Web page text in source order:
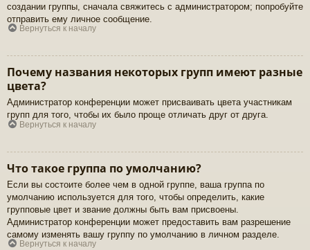
создании группы, сначала свяжитесь с администратором; попробуйте
отправить ему личное сообщение.
Вернуться к началу
Почему названия некоторых групп имеют разные
цвета?
Администратор конференции может присваивать цвета участникам
групп для того, чтобы их было проще отличать друг от друга.
Вернуться к началу
Что такое группа по умолчанию?
Если вы состоите более чем в одной группе, ваша группа по
умолчанию используется для того, чтобы определить, какие
групповые цвет и звание должны быть вам присвоены.
Администратор конференции может предоставить вам разрешение
самому изменять вашу группу по умолчанию в личном разделе.
Вернуться к началу